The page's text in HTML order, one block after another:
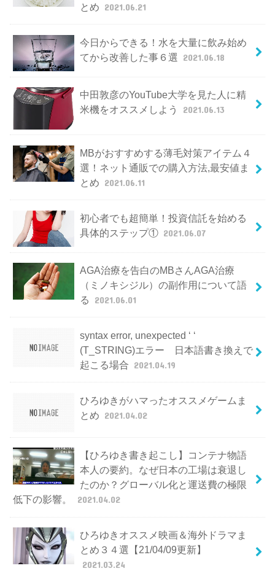
とめ 2021.06.21
今日からできる！水を大量に飲み始め
てから改善した事６選 2021.06.18
中田敦彦のYouTube大学を見た人に精
米機をオススメしよう
2021.06.13
MBがおすすめする薄毛対策アイテム４
選！ネット通販での購入方法,最安値ま
とめ 2021.06.11
初心者でも超簡単！投資信託を始める
具体的ステップ① 2021.06.07
AGA治療を告白のMBさんAGA治療
（ミノキシジル）の副作用について語
る
2021.06.01
syntax error, unexpected ‘ ‘
(T_STRING)エラー 日本語書き換えで
起こる場合 2021.04.19
ひろゆきがハマったオススメゲームま
とめ 2021.04.02
【ひろゆき書き起こし】コンテナ物語
本人の要約。なぜ日本の工場は衰退し
たのか？グローバル化と運送費の極限
低下の影響。
2021.04.02
ひろゆきオススメ映画＆海外ドラマま
とめ３４選【21/04/09更新】
2021.03.24